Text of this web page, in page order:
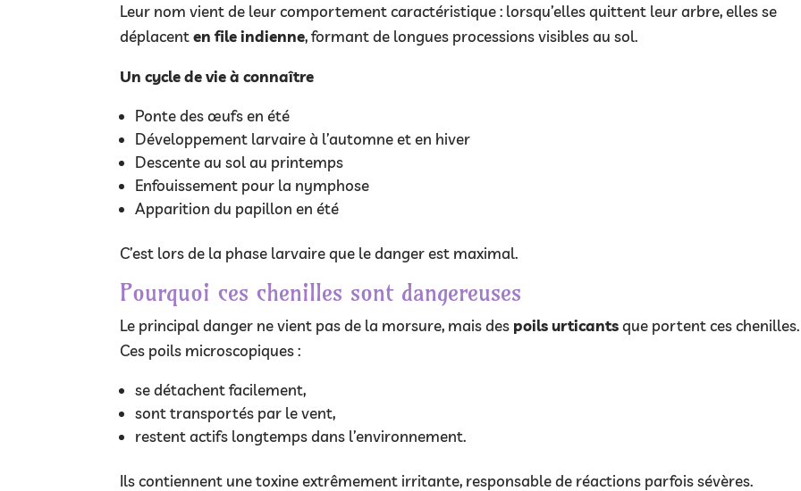
Leur nom vient de leur comportement caractéristique : lorsqu’elles quittent leur arbre, elles se
déplacenten file indienne, formant de longues processions visibles au sol.
Un cycle de vie à connaître
Ponte des œufs en été
Développement larvaire à l’automne et en hiver
Descente au sol au printemps
Enfouissement pour la nymphose
Apparition du papillon en été
C’est lors de la phase larvaire que le danger est maximal.
Pourquoi ces chenilles sont dangereuses
Le principal danger ne vient pas de la morsure, mais des poils urticantsque portent ces chenilles.
Ces poils microscopiques :
se détachent facilement,
sont transportés par le vent,
restent actifs longtemps dans l’environnement.
Ils contiennent une toxine extrêmement irritante, responsable de réactions parfois sévères.